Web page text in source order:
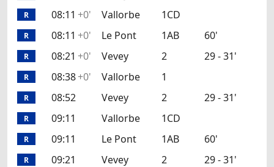
R 08:11 +0' Vallorbe 1CD
R 08:11 +0' Le Pont 1AB 60'
R 08:21 +0' Vevey 2 29 - 31'
R 08:38+0' Vallorbe 1
R 08:52 Vevey 2 29 - 31'
R 09:11 Vallorbe 1CD
R 09:11 Le Pont 1AB 60'
R 09:21 Vevey 2 29 - 31'